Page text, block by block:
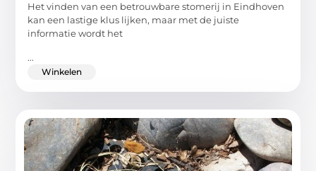
Het vinden van een betrouwbare stomerij in Eindhoven
kan een lastige klus lijken, maar met de juiste
informatie wordt het
...
Winkelen